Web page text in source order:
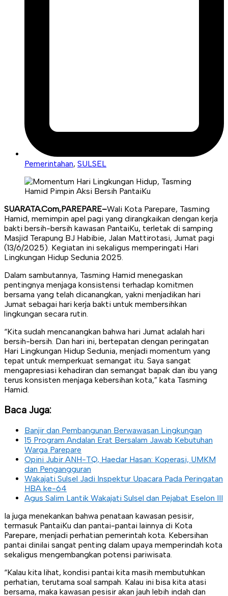
Pemerintahan, SULSEL
SUARATA.Com,PAREPARE–Wali Kota Parepare, Tasming
Hamid, memimpin apel pagi yang dirangkaikan dengan kerja
bakti bersih-bersih kawasan PantaiKu, terletak di samping
Masjid Terapung BJ Habibie, Jalan Mattirotasi, Jumat pagi
(13/6/2025). Kegiatan ini sekaligus memperingati Hari
Lingkungan Hidup Sedunia 2025.
Dalam sambutannya, Tasming Hamid menegaskan
pentingnya menjaga konsistensi terhadap komitmen
bersama yang telah dicanangkan, yakni menjadikan hari
Jumat sebagai hari kerja bakti untuk membersihkan
lingkungan secara rutin.
“Kita sudah mencanangkan bahwa hari Jumat adalah hari
bersih-bersih. Dan hari ini, bertepatan dengan peringatan
Hari Lingkungan Hidup Sedunia, menjadi momentum yang
tepat untuk memperkuat semangat itu. Saya sangat
mengapresiasi kehadiran dan semangat bapak dan ibu yang
terus konsisten menjaga kebersihan kota,” kata Tasming
Hamid.
Baca Juga:
Banjir dan Pembangunan Berwawasan Lingkungan
15 Program Andalan Erat Bersalam Jawab Kebutuhan
Warga Parepare
Opini Jubir ANH-TQ, Haedar Hasan: Koperasi, UMKM
dan Pengangguran
Wakajati Sulsel Jadi Inspektur Upacara Pada Peringatan
HBA ke-64
Agus Salim Lantik Wakajati Sulsel dan Pejabat Eselon III
Ia juga menekankan bahwa penataan kawasan pesisir,
termasuk PantaiKu dan pantai-pantai lainnya di Kota
Parepare, menjadi perhatian pemerintah kota. Kebersihan
pantai dinilai sangat penting dalam upaya memperindah kota
sekaligus mengembangkan potensi pariwisata.
“Kalau kita lihat, kondisi pantai kita masih membutuhkan
perhatian, terutama soal sampah. Kalau ini bisa kita atasi
bersama, maka kawasan pesisir akan jauh lebih indah dan